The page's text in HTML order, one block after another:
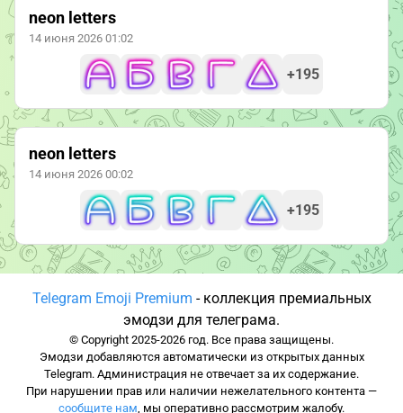
neon letters
14 июня 2026 01:02
+195
neon letters
14 июня 2026 00:02
+195
Telegram Emoji Premium - коллекция премиальных
эмодзи для телеграма.
© Copyright 2025-2026 год. Все права защищены.
Эмодзи добавляются автоматически из открытых данных
Telegram. Администрация не отвечает за их содержание.
При нарушении прав или наличии нежелательного контента —
сообщите нам, мы оперативно рассмотрим жалобу.